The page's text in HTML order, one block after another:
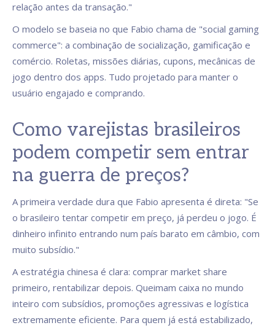
relação antes da transação."
O modelo se baseia no que Fabio chama de "social gaming
commerce": a combinação de socialização, gamificação e
comércio. Roletas, missões diárias, cupons, mecânicas de
jogo dentro dos apps. Tudo projetado para manter o
usuário engajado e comprando.
Como varejistas brasileiros
podem competir sem entrar
na guerra de preços?
A primeira verdade dura que Fabio apresenta é direta: "Se
o brasileiro tentar competir em preço, já perdeu o jogo. É
dinheiro infinito entrando num país barato em câmbio, com
muito subsídio."
A estratégia chinesa é clara: comprar market share
primeiro, rentabilizar depois. Queimam caixa no mundo
inteiro com subsídios, promoções agressivas e logística
extremamente eficiente. Para quem já está estabilizado,